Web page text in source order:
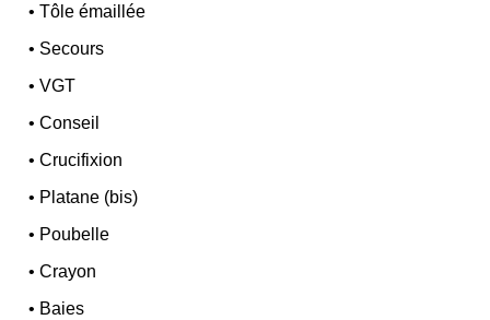
•Tôle émaillée
• Secours
•VGT
•Conseil
•Crucifixion
• Platane (bis)
• Poubelle
•Crayon
• Baies